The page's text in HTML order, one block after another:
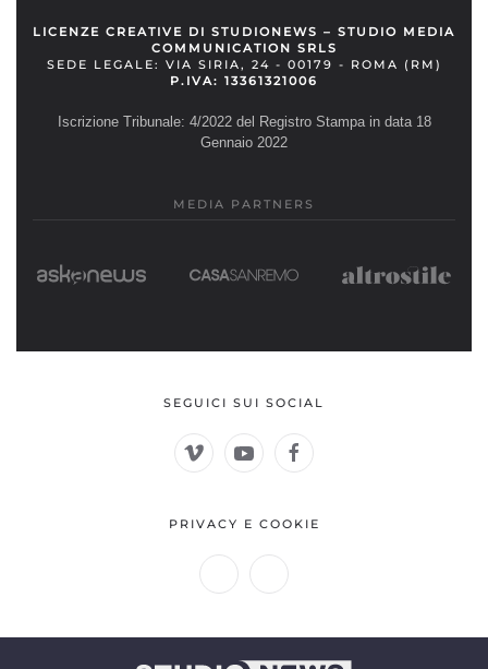
LICENZE CREATIVE DI STUDIONEWS – STUDIO MEDIA
COMMUNICATION SRLS
SEDE LEGALE: VIA SIRIA, 24 - 00179 - ROMA (RM)
P.IVA: 13361321006
Iscrizione Tribunale: 4/2022 del Registro Stampa in data 18
Gennaio 2022
MEDIA PARTNERS
SEGUICI SUI SOCIAL
PRIVACY E COOKIE